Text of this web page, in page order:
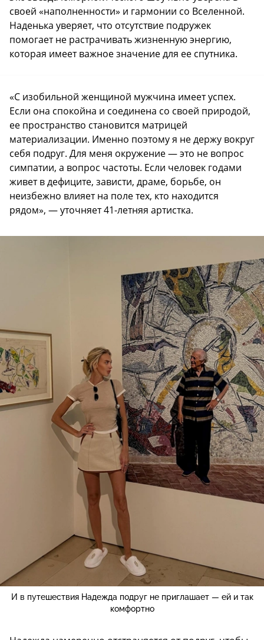
своей «наполненности» и гармонии со Вселенной.
Наденька уверяет, что отсутствие подружек
помогает не растрачивать жизненную энергию,
которая имеет важное значение для ее спутника.
«С изобильной женщиной мужчина имеет успех.
Если она спокойна и соединена со своей природой,
ее пространство становится матрицей
материализации. Именно поэтому я не держу вокруг
себя подруг. Для меня окружение — это не вопрос
симпатии, а вопрос частоты. Если человек годами
живет в дефиците, зависти, драме, борьбе, он
неизбежно влияет на поле тех, кто находится
рядом», — уточняет 41-летняя артистка.
И в путешествия Надежда подруг не приглашает — ей и так
комфортно